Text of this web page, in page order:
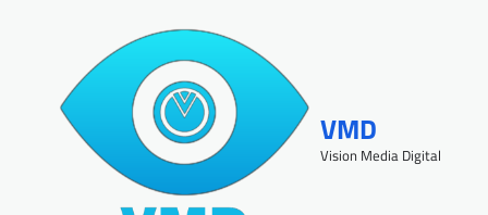
VMD
Vision Media Digital